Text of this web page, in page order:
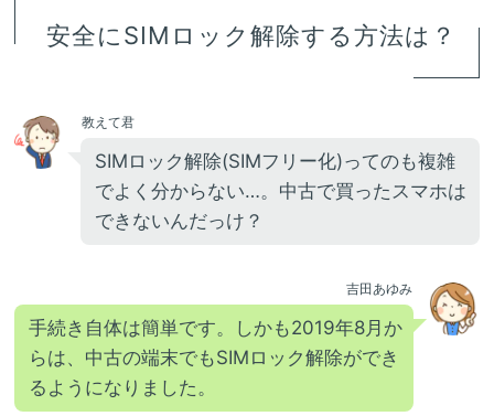
安全にSIMロック解除する方法は？
教えて君
SIMロック解除(SIMフリー化)ってのも複雑
でよく分からない…。中古で買ったスマホは
できないんだっけ？
吉田あゆみ
手続き自体は簡単です。しかも2019年8月か
らは、中古の端末でもSIMロック解除ができ
るようになりました。